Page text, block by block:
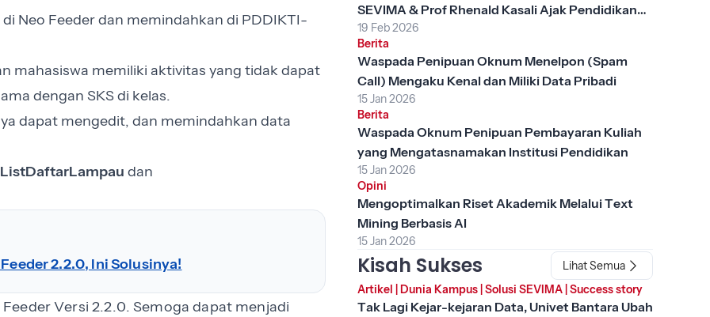
Neo Feeder dan memindahkan di PDDIKTI-
mahasiswa memiliki aktivitas yang tidak dapat
dengan SKS di kelas.
dapat mengedit, dan memindahkan data
dan
2.2.0, Ini Solusinya!
Versi 2.2.0. Semoga dapat menjadi
SEVIMA & Prof Rhenald Kasali Ajak Pendidikan
Tinggi Berubah
19 Feb 2026
Berita
Waspada Penipuan Oknum Menelpon (Spam
Call) Mengaku Kenal dan Miliki Data Pribadi
15 Jan 2026
Berita
Waspada Oknum Penipuan Pembayaran Kuliah
yang Mengatasnamakan Institusi Pendidikan
15 Jan 2026
Opini
Mengoptimalkan Riset Akademik Melalui Text
Mining Berbasis AI
15 Jan 2026
Kisah Sukses
Lihat Semua
Artikel Dunia Kampus| Solusi SEVIMA| Success story
Tak Lagi Kejar-kejaran Data, Univet Bantara Ubah